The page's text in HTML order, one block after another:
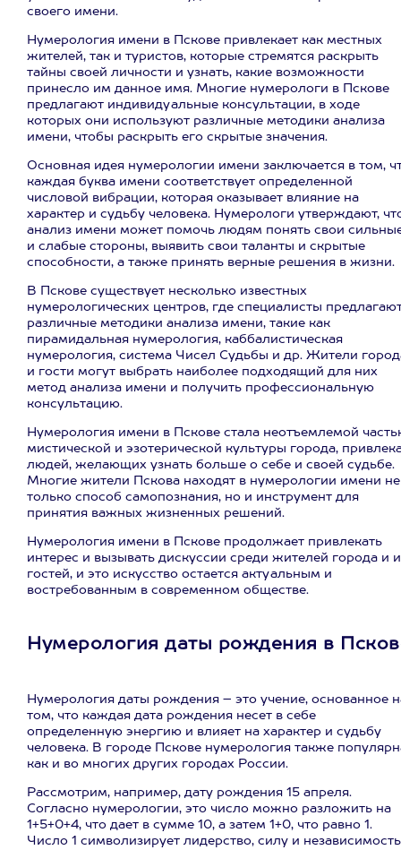
своего имени.
Нумерология имени в Пскове привлекает как местных
жителей, так и туристов, которые стремятся раскрыть
тайны своей личности и узнать, какие возможности
принесло им данное имя. Многие нумерологи в Пскове
предлагают индивидуальные консультации, в ходе
которых они используют различные методики анализа
имени, чтобы раскрыть его скрытые значения.
Основная идея нумерологии имени заключается в том,
каждая буква имени соответствует определенной
числовой вибрации, которая оказывает влияние на
характер и судьбу человека. Нумерологи утверждают,
анализ имени может помочь людям понять свои
и слабые стороны, выявить свои таланты и скрытые
способности, а также принять верные решения в жизни.
В Пскове существует несколько известных
нумерологических центров, где специалисты
различные методики анализа имени, такие как
пирамидальная нумерология, каббалистическая
нумерология, система Чисел Судьбы и др. Жители
и гости могут выбрать наиболее подходящий для них
метод анализа имени и получить профессиональную
консультацию.
Нумерология имени в Пскове стала неотъемлемой
мистической и эзотерической культуры города,
людей, желающих узнать больше о себе и своей судьбе.
Многие жители Пскова находят в нумерологии имени не
только способ самопознания, но и инструмент для
принятия важных жизненных решений.
Нумерология имени в Пскове продолжает привлекать
интерес и вызывать дискуссии среди жителей города и
гостей, и это искусство остается актуальным и
востребованным в современном обществе.
Нумерология даты рождения в
Нумерология даты рождения – это учение, основанное
том, что каждая дата рождения несет в себе
определенную энергию и влияет на характер и судьбу
человека. В городе Пскове нумерология также
как и во многих других городах России.
Рассмотрим, например, дату рождения 15 апреля.
Согласно нумерологии, это число можно разложить на
1+5+0+4, что дает в сумме 10, а затем 1+0, что равно 1.
Число 1 символизирует лидерство, силу и